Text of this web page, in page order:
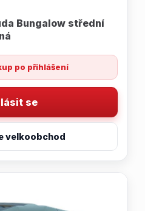
Bungalow střední
po přihlášení
se
velkoobchod